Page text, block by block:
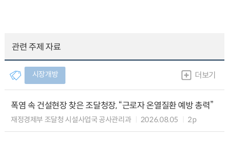
관련 주제 자료
시장개방 더보기
폭염 속 건설현장 찾은 조달청장, “근로자 온열질환 예방 총력”
재정경제부 조달청 시설사업국 공사관리과 2026.08.05 2p